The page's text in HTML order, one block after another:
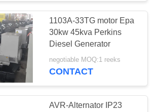
diesel
38
1103A-33TG motor Epa
30kw 45kva Perkins
Diesel Generator
negotiable MOQ:1 reeks
CONTACT
AVR-Alternator IP23